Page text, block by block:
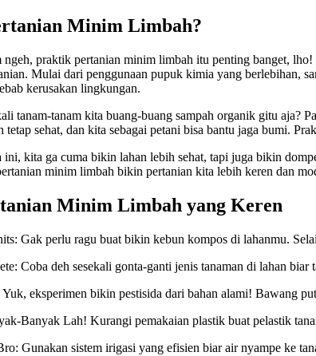
Minim Limbah?
praktik pertanian minim limbah itu penting banget,
Mulai dari penggunaan pupuk kimia yang berlebihan,
kerusakan lingkungan.
tanam-tanam kita buang-buang sampah organik gitu aja?
tetap sehat, dan kita sebagai petani bisa bantu jaga bumi.
kita ga cuma bikin lahan lebih sehat, tapi juga bikin
minim limbah bikin pertanian kita lebih keren dan
Minim Limbah yang Keren
Gak perlu ragu buat bikin kebun kompos di lahanmu.
Coba deh sesekali gonta-ganti jenis tanaman di lahan
eksperimen bikin pestisida dari bahan alami! Bawang
Banyak Lah! Kurangi pemakaian plastik buat pelastik
Gunakan sistem irigasi yang efisien biar air nyampe ke